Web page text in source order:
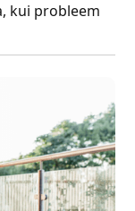
kui probleem